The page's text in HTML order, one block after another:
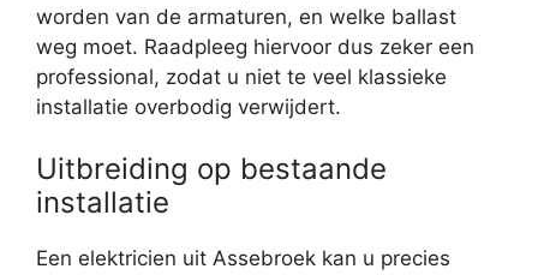
worden van de armaturen, en welke ballast
weg moet. Raadpleeg hiervoor dus zeker een
professional, zodat u niet te veel klassieke
installatie overbodig verwijdert.
Uitbreiding op bestaande
installatie
Een elektricien uit Assebroek kan u precies